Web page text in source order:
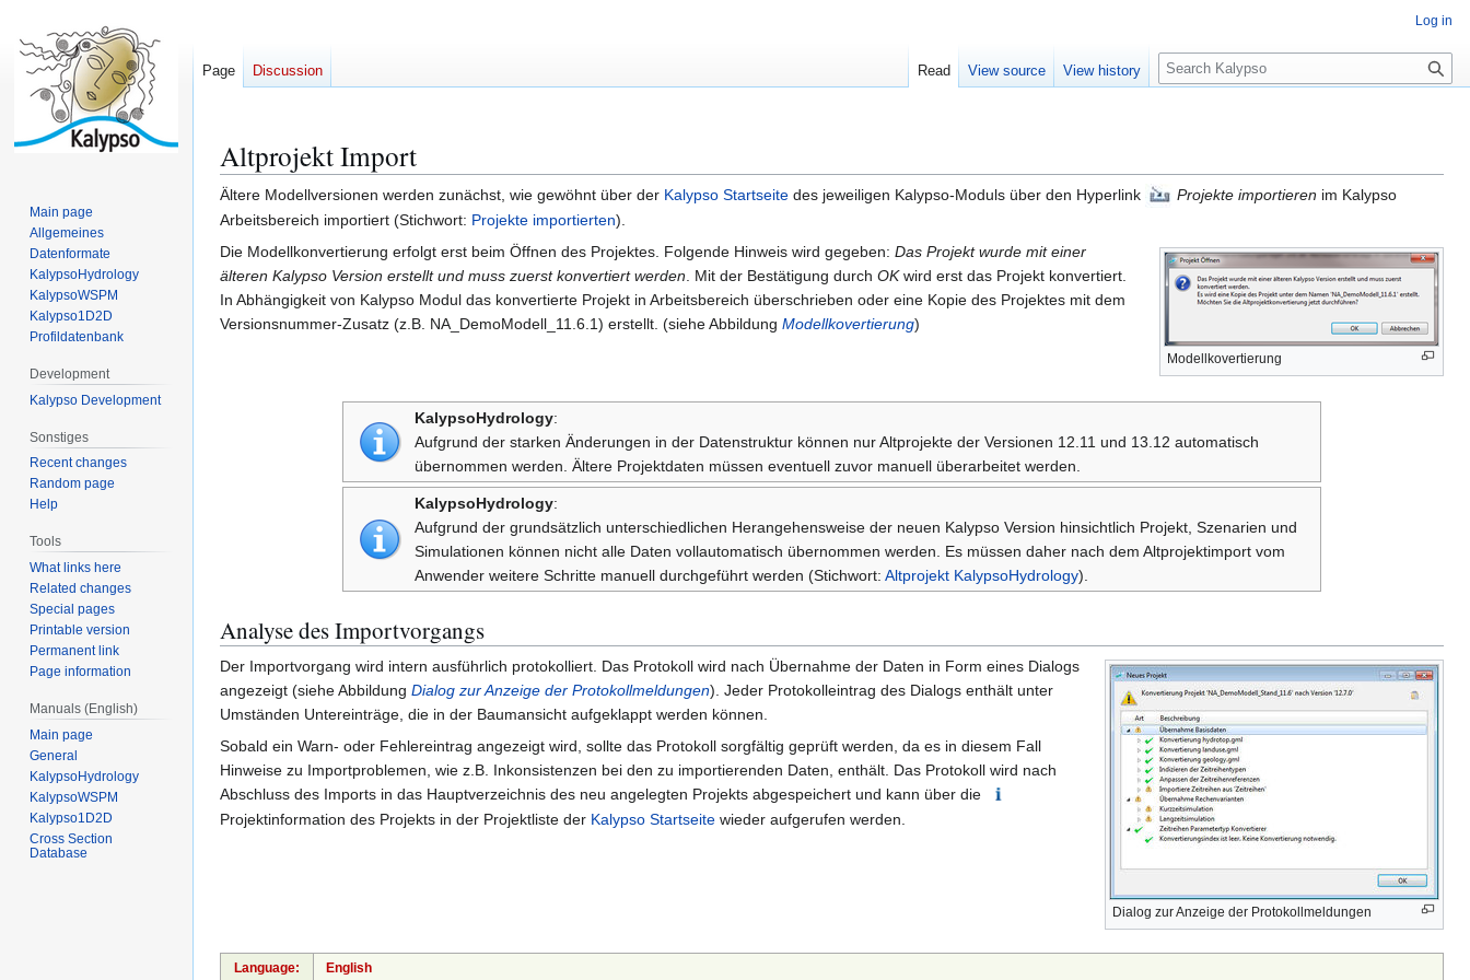
Jump
to
navigation
Jump
to
search
Altprojekt Import
Ältere Modellversionen werden zunächst, wie gewöhnt über der Kalypso Startseite des jeweiligen Kalypso-Moduls über den Hyperlink Projekte importieren im Kalypso
Arbeitsbereich importiert (Stichwort: Projekte importierten).
Modellkovertierung
Die Modellkonvertierung erfolgt erst beim Öffnen des Projektes. Folgende Hinweis wird gegeben: Das Projekt wurde mit einer
älteren Kalypso Version erstellt und muss zuerst konvertiert werden. Mit der Bestätigung durch OKwird erst das Projekt konvertiert.
In Abhängigkeit von Kalypso Modul das konvertierte Projekt in Arbeitsbereich überschrieben oder eine Kopie des Projektes mit dem
Versionsnummer-Zusatz (z.B. NA_DemoModell_11.6.1) erstellt. (siehe Abbildung Modellkovertierung)
KalypsoHydrology:
Aufgrund der starken Änderungen in der Datenstruktur können nur Altprojekte der Versionen 12.11 und 13.12 automatisch
übernommen werden. Ältere Projektdaten müssen eventuell zuvor manuell überarbeitet werden.
KalypsoHydrology:
Aufgrund der grundsätzlich unterschiedlichen Herangehensweise der neuen Kalypso Version hinsichtlich Projekt, Szenarien und
Simulationen können nicht alle Daten vollautomatisch übernommen werden. Es müssen daher nach dem Altprojektimport vom
Anwender weitere Schritte manuell durchgeführt werden (Stichwort: Altprojekt KalypsoHydrology).
Analyse des Importvorgangs
Dialog zur Anzeige der Protokollmeldungen
Der Importvorgang wird intern ausführlich protokolliert. Das Protokoll wird nach Übernahme der Daten in Form eines Dialogs
angezeigt (siehe Abbildung Dialog zur Anzeige der Protokollmeldungen). Jeder Protokolleintrag des Dialogs enthält unter
Umständen Untereinträge, die in der Baumansicht aufgeklappt werden können.
Sobald ein Warn- oder Fehlereintrag angezeigt wird, sollte das Protokoll sorgfältig geprüft werden, da es in diesem Fall
Hinweise zu Importproblemen, wie z.B. Inkonsistenzen bei den zu importierenden Daten, enthält. Das Protokoll wird nach
Abschluss des Imports in das Hauptverzeichnis des neu angelegten Projekts abgespeichert und kann über die
Projektinformation des Projekts in der Projektliste der Kalypso Startseite wieder aufgerufen werden.
Language: English
Log in
Page Discussion Read View source View history
S
e
h
Main page
Allgemeines
Datenformate
KalypsoHydrology
KalypsoWSPM
Kalypso1D2D
Profildatenbank
Development
Kalypso Development
Sonstiges
Recent changes
Random page
Help
Tools
What links here
Related changes
Special pages
Printable version
Permanent link
Page information
Manuals (English)
Main page
General
KalypsoHydrology
KalypsoWSPM
Kalypso1D2D
Cross Section
Database